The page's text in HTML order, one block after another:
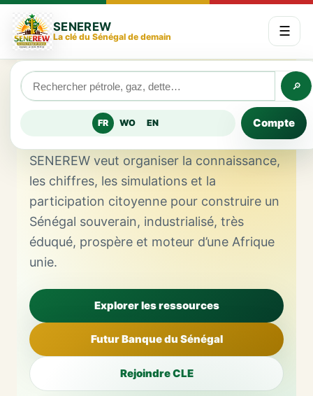
SENEREW
La clé du Sénégal de demain ☰
🔎
FR WO EN Compte
SÉNÉGAL 2050 · CLE · UNITÉ AFRICAINE
La clé duSénégalde demain.
SENEREW veut organiser la connaissance,
les chiffres, les simulations et la
participation citoyenne pour construire un
Sénégal souverain, industrialisé, très
éduqué, prospère et moteur d’une Afrique
unie.
Explorer les ressources
Futur Banque du Sénégal
Rejoindre CLE